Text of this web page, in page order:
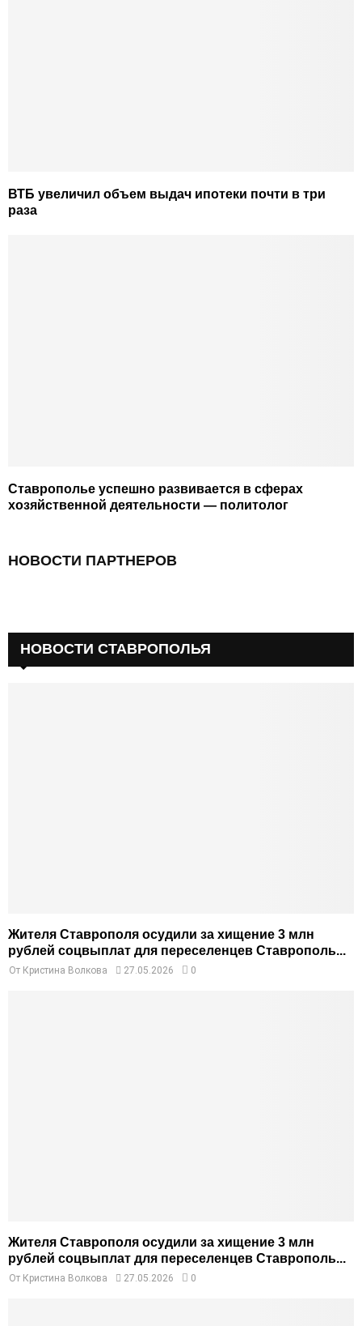
ВТБ увеличил объем выдач ипотеки почти в три
раза
Ставрополье успешно развивается в сферах
хозяйственной деятельности — политолог
НОВОСТИ ПАРТНЕРОВ
НОВОСТИ СТАВРОПОЛЬЯ
Жителя Ставрополя осудили за хищение 3 млн
рублей соцвыплат для переселенцев Ставрополь...
От Кристина Волкова 27.05.2026 0
Жителя Ставрополя осудили за хищение 3 млн
рублей соцвыплат для переселенцев Ставрополь...
От Кристина Волкова 27.05.2026 0